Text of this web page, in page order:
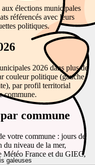
galeuses
élections municipales
référencés avec leurs
politiques.
2026 dans plus de
couleur politique (gauche,
par profil territorial
commune.
commune
votre commune : jours de
du niveau de la mer,
Météo France et du GIEC,